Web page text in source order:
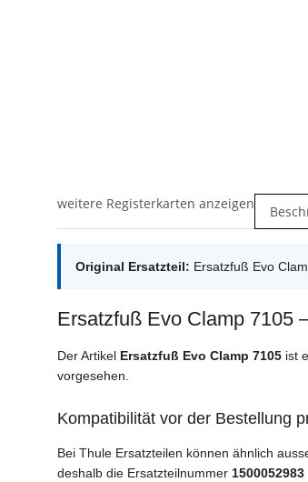
weitere Registerkarten anzeigen
Original Ersatzteil: Ersatzfuß Evo
Ersatzfuß Evo Clamp 7105
Der Artikel Ersatzfuß Evo Clamp 7105 ist
vorgesehen.
Kompatibilität vor der Bestellung
Bei Thule Ersatzteilen können ähnlich
deshalb die Ersatzteilnummer 1500052983